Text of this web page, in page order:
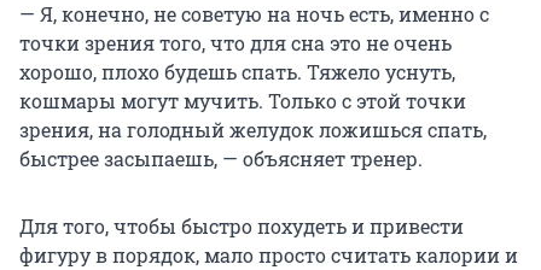
— Я, конечно, не советую на ночь есть, именно с
точки зрения того, что для сна это не очень
хорошо, плохо будешь спать. Тяжело уснуть,
кошмары могут мучить. Только с этой точки
зрения, на голодный желудок ложишься спать,
быстрее засыпаешь, — объясняет тренер.
Для того, чтобы быстро похудеть и привести
фигуру в порядок, мало просто считать калории и